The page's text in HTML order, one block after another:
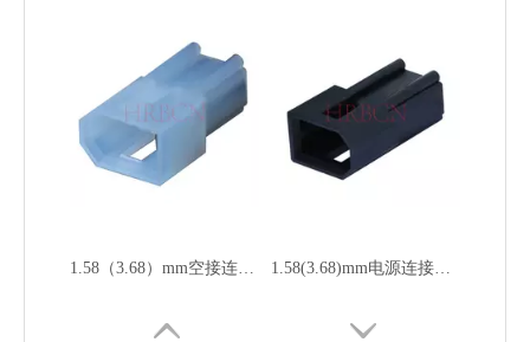
1.58（3.68）mm空接连接器 单排母胶壳 P1680 1.58(3.68)mm电源连接器 双排母胶壳P1680